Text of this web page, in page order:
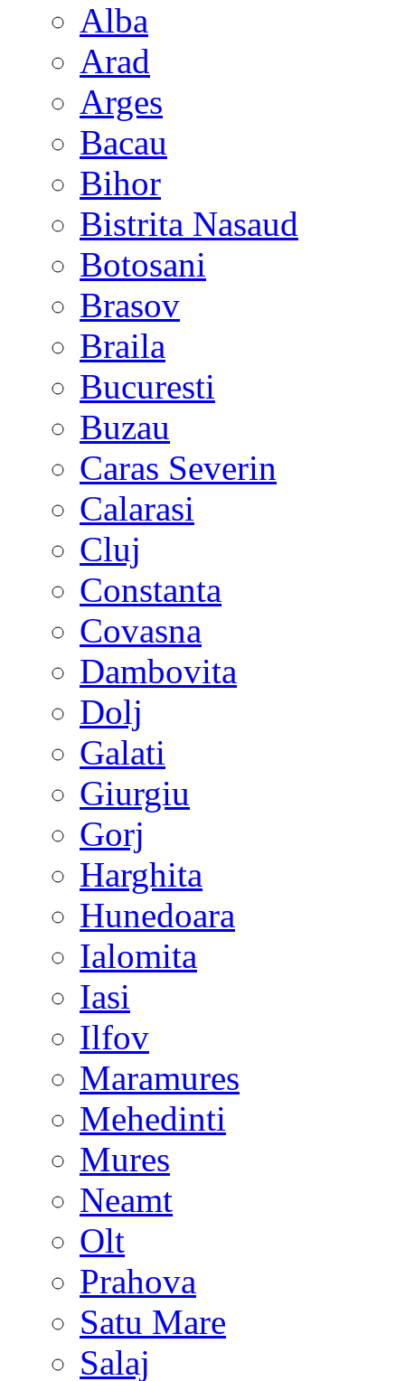
Alba
Arad
Arges
Bacau
Bihor
Bistrita Nasaud
Botosani
Brasov
Braila
Bucuresti
Buzau
Caras Severin
Calarasi
Cluj
Constanta
Covasna
Dambovita
Dolj
Galati
Giurgiu
Gorj
Harghita
Hunedoara
Ialomita
Iasi
Ilfov
Maramures
Mehedinti
Mures
Neamt
Olt
Prahova
Satu Mare
Salaj